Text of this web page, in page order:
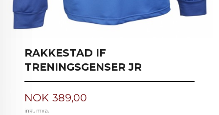
RAKKESTAD IF
TRENINGSGENSER JR
Pris
NOK 389,00
inkl. mva.